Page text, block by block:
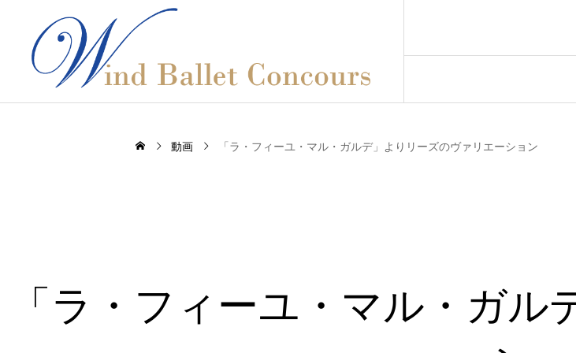
動画 「ラ・フィーユ・マル・ガルデ」よりリーズのヴァリエーション
「ラ・フィーユ・マル・ガ